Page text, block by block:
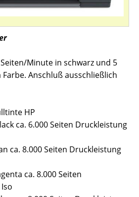
Minute in schwarz und 5
Anschluß ausschließlich
HP
ca. 6.000 Seiten Druckleistung
ca. 8.000 Seiten Druckleistung
ca. 8.000 Seiten